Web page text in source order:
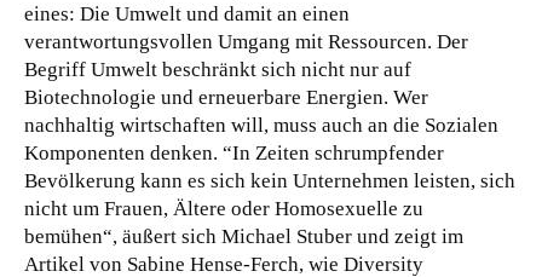
eines: Die Umwelt und damit an einen
verantwortungsvollen Umgang mit Ressourcen. Der
Begriff Umwelt beschränkt sich nicht nur auf
Biotechnologie und erneuerbare Energien. Wer
nachhaltig wirtschaften will, muss auch an die Sozialen
Komponenten denken. “In Zeiten schrumpfender
Bevölkerung kann es sich kein Unternehmen leisten, sich
nicht um Frauen, Ältere oder Homosexuelle zu
bemühen“, äußert sich Michael Stuber und zeigt im
Artikel von Sabine Hense-Ferch, wie Diversity